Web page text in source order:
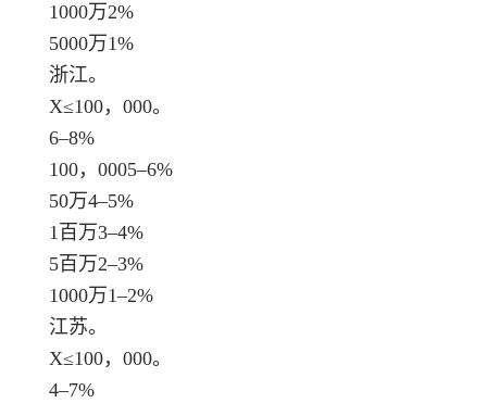
1000万2%
5000万1%
浙江。
X≤100，000。
6–8%
100，0005–6%
50万4–5%
1百万3–4%
5百万2–3%
1000万1–2%
江苏。
X≤100，000。
4–7%